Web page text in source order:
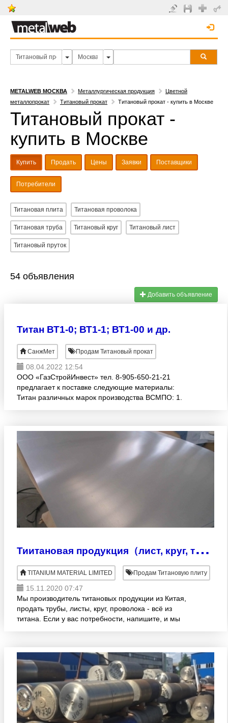
METALWEB МОСКВА Металлургическая продукция
Цветной
металлопрокат
Титановый прокат Титановый прокат - купить в Москве
Титановый прокат -
купить в Москве
Купить Продать Цены Заявки Поставщики
Потребители
Титановая плита Титановая проволока
Титановая труба Титановый круг Титановый лист
Титановый пруток
54 объявления
Добавить объявление
Титан ВТ1-0; ВТ1-1; ВТ1-00 и др.
СанжМет Продам Титановый прокат
08.04.2022 12:54
ООО «ГазСтройИнвест» тел. 8-905-650-21-21
предлагает к поставке следующие материалы:
Титан различных марок производства ВСМПО: 1.
Т
иитановая продукция（лист, круг, труба...)
TITANIUM MATERIAL LIMITED Продам Титановую плиту
15.11.2020 07:47
Мы производитель титановых продукции из Китая,
продать трубы, листы, круг, проволока - всё из
титана. Если у вас потребности, напишите, и мы